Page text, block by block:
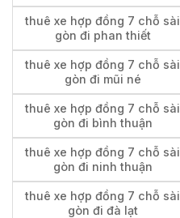
thuê xe hợp đồng 7 chỗ sài
gòn đi phan thiết
thuê xe hợp đồng 7 chỗ sài
gòn đi mũi né
thuê xe hợp đồng 7 chỗ sài
gòn đi bình thuận
thuê xe hợp đồng 7 chỗ sài
gòn đi ninh thuận
thuê xe hợp đồng 7 chỗ sài
gòn đi đà lạt